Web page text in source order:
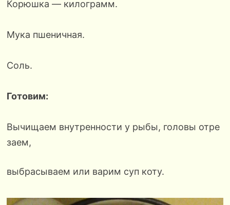
Корюшка — килограмм.
Мука пшеничная.
Соль.
Готовим:
Вычищаем внутренности у рыбы, головы отре
заем,
выбрасываем или варим суп коту.